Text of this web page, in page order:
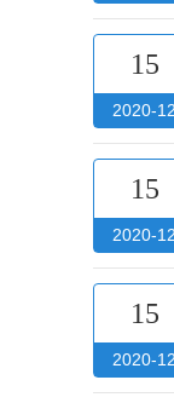
15
2020-12
15
2020-12
15
2020-12